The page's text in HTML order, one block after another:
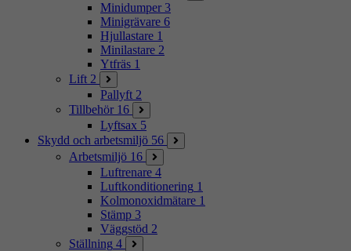
Minidumper 3
Minigrävare 6
Hjullastare 1
Minilastare 2
Ytfräs 1
Lift 2
Pallyft 2
Tillbehör 16
Lyftsax 5
Skydd och arbetsmiljö 56
Arbetsmiljö 16
Luftrenare 4
Luftkonditionering 1
Kolmonoxidmätare 1
Stämp 3
Väggstöd 2
Ställning 4